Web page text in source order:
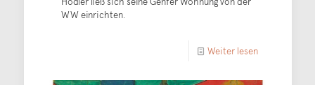
WW einrichten.
Weiter lesen